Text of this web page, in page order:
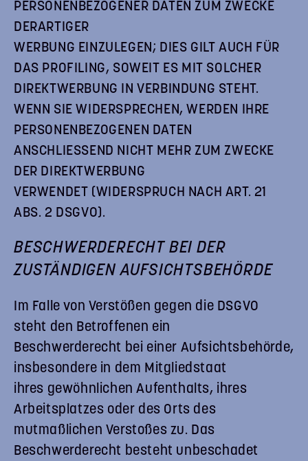
PERSONENBEZOGENER DATEN ZUM ZWECKE
DERARTIGER
WERBUNG EINZULEGEN; DIES GILT AUCH FÜR
DAS PROFILING, SOWEIT ES MIT SOLCHER
DIREKTWERBUNG IN VERBINDUNG STEHT.
WENN SIE WIDERSPRECHEN, WERDEN IHRE
PERSONENBEZOGENEN DATEN
ANSCHLIESSEND NICHT MEHR ZUM ZWECKE
DER DIREKTWERBUNG
VERWENDET (WIDERSPRUCH NACH ART. 21
ABS. 2 DSGVO).
BESCHWERDE­RECHT BEI DER
ZUSTÄNDIGEN AUFSICHTS­BEHÖRDE
Im Falle von Verstößen gegen die DSGVO
steht den Betroffenen ein
Beschwerderecht bei einer Aufsichtsbehörde,
insbesondere in dem Mitgliedstaat
ihres gewöhnlichen Aufenthalts, ihres
Arbeitsplatzes oder des Orts des
mutmaßlichen Verstoßes zu. Das
Beschwerderecht besteht unbeschadet